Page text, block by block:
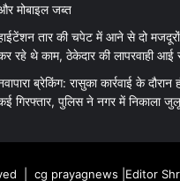
मोबाइल जब्त
तार की चपेट में आने से दो मजदूरों
रहे थे काम, ठेकेदार की लापरवाही आई
ब्रेकिंग: रासुका कार्रवाई के
गिरफ्तार, पुलिस ने नगर में निकाला
| cg prayagnews |Editor